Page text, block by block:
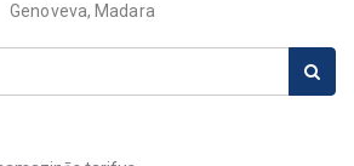
Genoveva, Madara